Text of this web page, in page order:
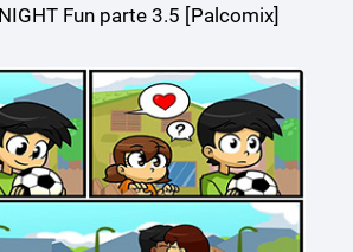
Fun parte 3.5 [Palcomix]